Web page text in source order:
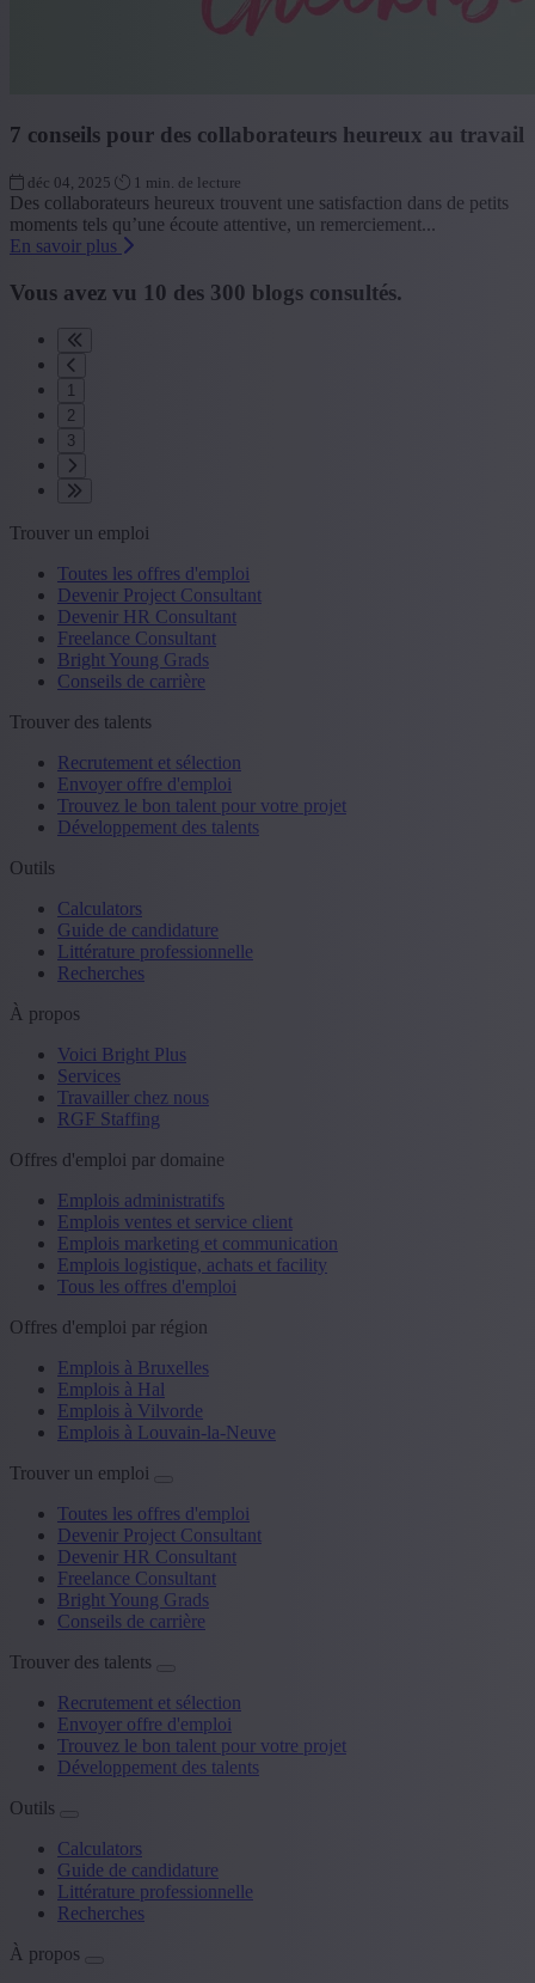
7 conseils pour des collaborateurs heureux au travail
déc 04, 2025 1 min. de lecture
Des collaborateurs heureux trouvent une satisfaction dans de petits
moments tels qu’une écoute attentive, un remerciement...
En savoir plus
Vous avez vu 10 des 300 blogs consultés.
1
2
3
Trouver un emploi
Toutes les offres d'emploi
Devenir Project Consultant
Devenir HR Consultant
Freelance Consultant
Bright Young Grads
Conseils de carrière
Trouver des talents
Recrutement et sélection
Envoyer offre d'emploi
Trouvez le bon talent pour votre projet
Développement des talents
Outils
Calculators
Guide de candidature
Littérature professionnelle
Recherches
À propos
Voici Bright Plus
Services
Travailler chez nous
RGF Staffing
Offres d'emploi par domaine
Emplois administratifs
Emplois ventes et service client
Emplois marketing et communication
Emplois logistique, achats et facility
Tous les offres d'emploi
Offres d'emploi par région
Emplois à Bruxelles
Emplois à Hal
Emplois à Vilvorde
Emplois à Louvain-la-Neuve
Trouver un emploi
Toutes les offres d'emploi
Devenir Project Consultant
Devenir HR Consultant
Freelance Consultant
Bright Young Grads
Conseils de carrière
Trouver des talents
Recrutement et sélection
Envoyer offre d'emploi
Trouvez le bon talent pour votre projet
Développement des talents
Outils
Calculators
Guide de candidature
Littérature professionnelle
Recherches
À propos